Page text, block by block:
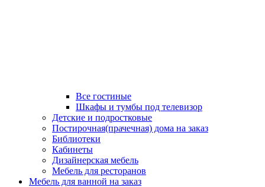
Все гостиные
Шкафы и тумбы под телевизор
Детские и подростковые
Постирочная(прачечная) дома на заказ
Библиотеки
Кабинеты
Дизайнерская мебель
Мебель для ресторанов
Мебель для ванной на заказ